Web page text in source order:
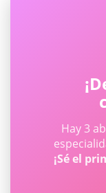
Hay 3
¡Sé el